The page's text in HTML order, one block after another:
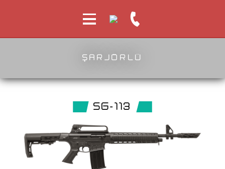
ŞARJÖRLÜ
SG-113